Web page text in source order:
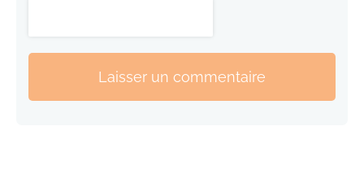
Laisser un commentaire